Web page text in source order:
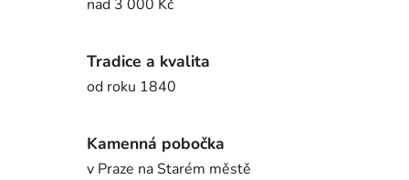
nad 3 000 Kč
Tradice a kvalita
od roku 1840
Kamenná pobočka
v Praze na Starém městě